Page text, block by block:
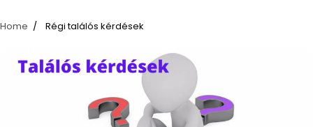
Home Régi találós kérdések